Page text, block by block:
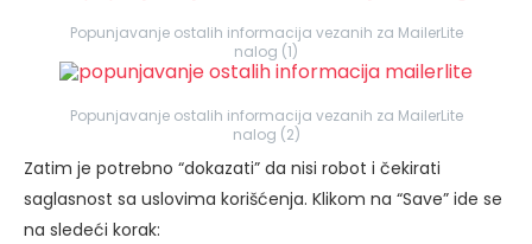
Popunjavanje ostalih informacija vezanih za MailerLite
nalog (1)
Popunjavanje ostalih informacija vezanih za MailerLite
nalog (2)
Zatim je potrebno “dokazati” da nisi robot i čekirati
saglasnost sa uslovima korišćenja. Klikom na “Save” ide se
na sledeći korak: